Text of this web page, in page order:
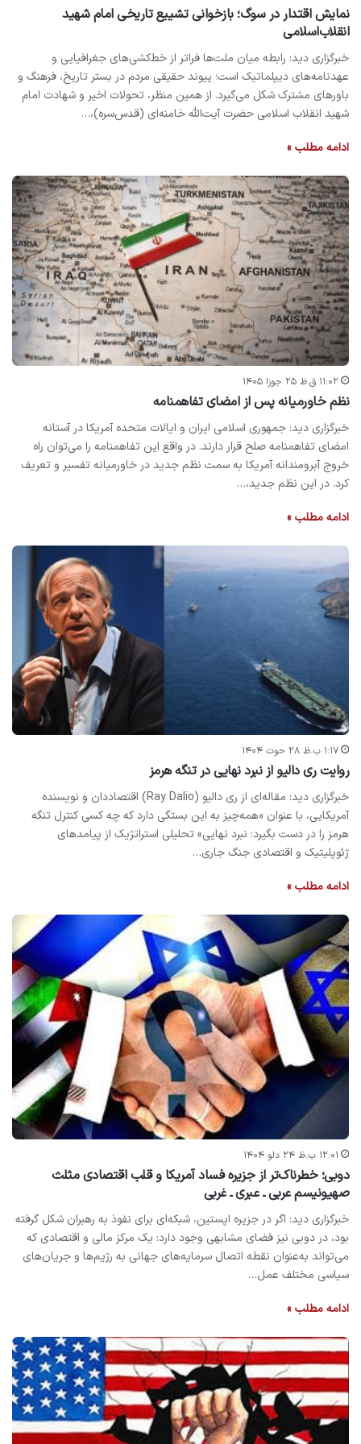
نمایش اقتدار در سوگ؛ بازخوانی تشییع تاریخی امام شهید
انقلاب‌اسلامی
خبرگزاری دید: رابطه میان ملت‌ها فراتر از خط‌کشی‌های جغرافیایی و
عهدنامه‌های دیپلماتیک است؛ پیوند حقیقی مردم در بستر تاریخ، فرهنگ و
باورهای مشترک شکل می‌گیرد. از همین منظر، تحولات اخیر و شهادت امام
شهید انقلاب اسلامی حضرت آیت‌الله خامنه‌ای (قدس‌سره)،…
ادامه مطلب »
۱۱:۰۲ ق.ظ ۲۵ جوزا ۱۴۰۵
نظم خاورمیانه پس از امضای تفاهمنامه
خبرگزاری دید: جمهوری اسلامی ایران و ایالات متحده آمریکا در آستانه
امضای تفاهمنامه صلح قرار دارند. در واقع این تفاهمنامه را می‌توان راه
خروج آبرومندانه آمریکا به سمت نظم جدید در خاورمیانه تفسیر و تعریف
کرد. در این نظم جدید،…
ادامه مطلب »
۱:۱۷ ب.ظ ۲۸ حوت ۱۴۰۴
روایت ری دالیو از نبرد نهایی در تنگه هرمز
خبرگزاری دید: مقاله‌ای از ری دالیو (Ray Dalio) اقتصاددان و نویسنده
آمریکایی، با عنوان «همه‌چیز به این بستگی دارد که چه کسی کنترل تنگه
هرمز را در دست بگیرد: نبرد نهایی» تحلیلی استراتژیک از پیامدهای
ژئوپلیتیک و اقتصادی جنگ جاری…
ادامه مطلب »
۱۲:۰۱ ب.ظ ۲۴ دلو ۱۴۰۴
دوبی؛ خطرناک‌تر از جزیره فساد آمریکا و قلب اقتصادی مثلث
صهیونیسم عربی ـ عبری ـ غربی
خبرگزاری دید: اگر در جزیره اپستین، شبکه‌ای برای نفوذ به رهبران شکل گرفته
بود، در دوبی نیز فضای مشابهی وجود دارد: یک مرکز مالی و اقتصادی که
می‌تواند به‌عنوان نقطه اتصال سرمایه‌های جهانی به رژیم‌ها و جریان‌های
سیاسی مختلف عمل…
ادامه مطلب »